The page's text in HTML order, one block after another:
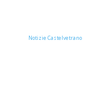
Notizie Castelvetrano